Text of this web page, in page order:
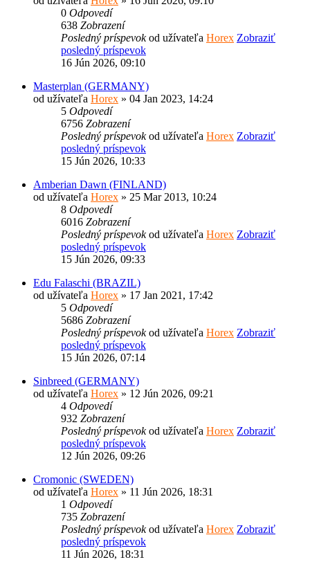
0 Odpovedí
638 Zobrazení
Posledný príspevokod užívateľa Horex Zobraziť
posledný príspevok
16 Jún 2026, 09:10
Masterplan (GERMANY)
od užívateľa Horex » 04 Jan 2023, 14:24
5 Odpovedí
6756 Zobrazení
Posledný príspevokod užívateľa Horex Zobraziť
posledný príspevok
15 Jún 2026, 10:33
Amberian Dawn (FINLAND)
od užívateľa Horex » 25 Mar 2013, 10:24
8 Odpovedí
6016 Zobrazení
Posledný príspevokod užívateľa Horex Zobraziť
posledný príspevok
15 Jún 2026, 09:33
Edu Falaschi (BRAZIL)
od užívateľa Horex » 17 Jan 2021, 17:42
5 Odpovedí
5686 Zobrazení
Posledný príspevokod užívateľa Horex Zobraziť
posledný príspevok
15 Jún 2026, 07:14
Sinbreed (GERMANY)
od užívateľa Horex » 12 Jún 2026, 09:21
4 Odpovedí
932 Zobrazení
Posledný príspevokod užívateľa Horex Zobraziť
posledný príspevok
12 Jún 2026, 09:26
Cromonic (SWEDEN)
od užívateľa Horex » 11 Jún 2026, 18:31
1 Odpovedí
735 Zobrazení
Posledný príspevokod užívateľa Horex Zobraziť
posledný príspevok
11 Jún 2026, 18:31